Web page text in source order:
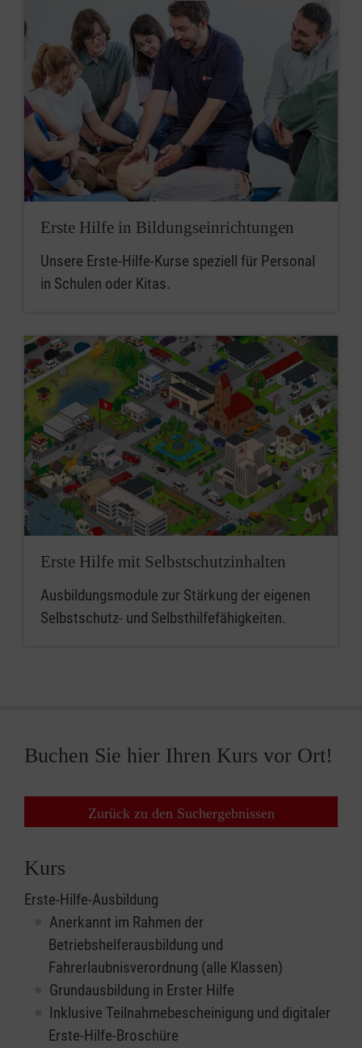
Erste Hilfe in Bildungseinrichtungen
Unsere Erste-Hilfe-Kurse speziell für Personal
in Schulen oder Kitas.
Erste Hilfe mit Selbstschutzinhalten
Ausbildungsmodule zur Stärkung der eigenen
Selbstschutz- und Selbsthilfefähigkeiten.
Buchen Sie hier Ihren Kurs vor Ort!
Zurück zu den Suchergebnissen
Kurs
Erste-Hilfe-Ausbildung
Anerkannt im Rahmen der
Betriebshelferausbildung und
Fahrerlaubnisverordnung (alle Klassen)
Grundausbildung in Erster Hilfe
Inklusive Teilnahmebescheinigung und digitaler
Erste-Hilfe-Broschüre